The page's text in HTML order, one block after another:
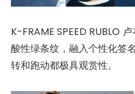
K-FRAME SPEED RUBLO
酸性绿条纹，融入个性化签
转和跑动都极具观赏性。